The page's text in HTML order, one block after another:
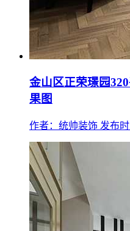
金山区正荣璟园
果图
作者：统帅装饰 发布